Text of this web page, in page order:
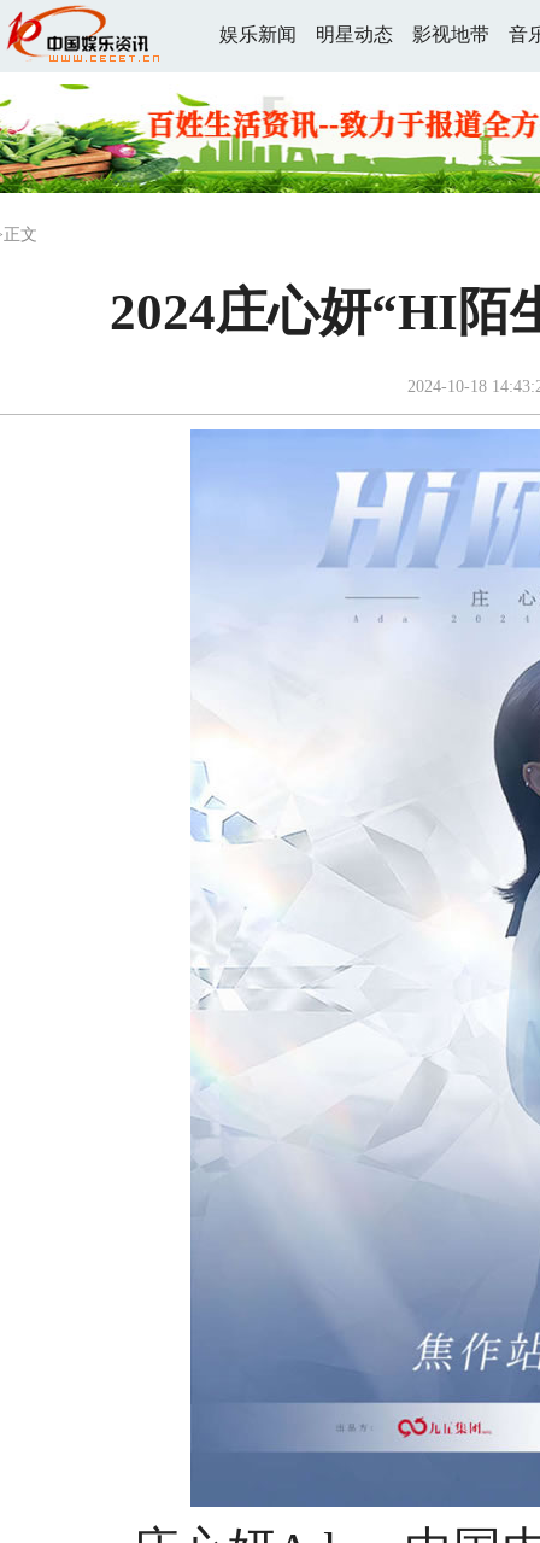
娱乐新闻 明星动态 影视地带 音
文
2024庄心妍“HI陌
2024-10-18